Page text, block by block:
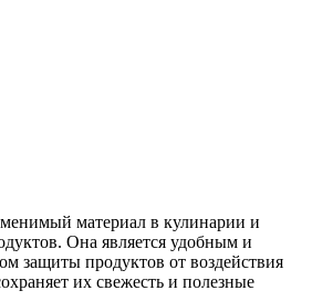
материал в кулинарии и
Она является удобным и
защиты продуктов от воздействия
их свежесть и полезные